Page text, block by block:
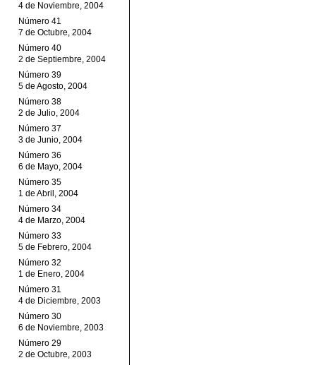
4 de Noviembre, 2004
Número 41
7 de Octubre, 2004
Número 40
2 de Septiembre, 2004
Número 39
5 de Agosto, 2004
Número 38
2 de Julio, 2004
Número 37
3 de Junio, 2004
Número 36
6 de Mayo, 2004
Número 35
1 de Abril, 2004
Número 34
4 de Marzo, 2004
Número 33
5 de Febrero, 2004
Número 32
1 de Enero, 2004
Número 31
4 de Diciembre, 2003
Número 30
6 de Noviembre, 2003
Número 29
2 de Octubre, 2003